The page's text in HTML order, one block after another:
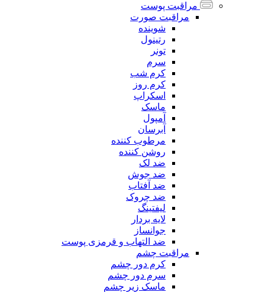
مراقبت پوست
مراقبت صورت
شوینده
رتینول
تونر
سرم
کرم شب
کرم روز
اسکراپ
ماسک
آمپول
آبرسان
مرطوب کننده
روشن کننده
ضد لک
ضد جوش
ضد آفتاب
ضد چروک
لیفتینگ
لایه بردار
جوانساز
ضد التهاب و قرمزی پوست
مراقبت چشم
کرم دور چشم
سرم دور چشم
ماسک زیر چشم